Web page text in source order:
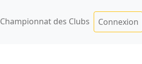
Championnat des Clubs Connexion